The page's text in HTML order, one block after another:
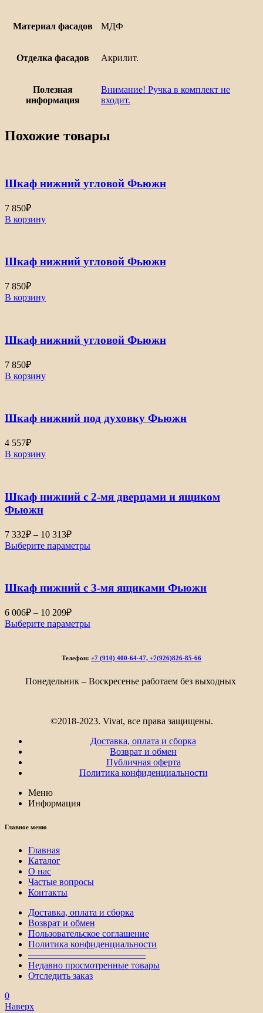
Материал фасадов МДФ
Отделка фасадов Акрилит.
Полезная
информация
Внимание! Ручка в комплект не
входит.
Похожие товары
Шкаф нижний угловой Фьюжн
7 850₽
В корзину
Шкаф нижний угловой Фьюжн
7 850₽
В корзину
Шкаф нижний угловой Фьюжн
7 850₽
В корзину
Шкаф нижний под духовку Фьюжн
4 557₽
В корзину
Шкаф нижний с 2-мя дверцами и ящиком
Фьюжн
7 332₽ – 10 313₽Диапазон
цен:
7
10
Выберите параметры
Шкаф нижний с 3-мя ящиками Фьюжн
6 006₽ – 10 209₽Диапазон
цен:
6
209₽
Выберите параметры
Телефон: +7 (910) 400-64-47, +7(926)826-85-66
Понедельник – Воскресенье работаем без выходных
©2018-2023. Vivat, все права защищены.
Доставка, оплата и сборка
Возврат и обмен
Публичная оферта
Политика конфиденциальности
Меню
Информация
Главное меню
Главная
Каталог
О нас
Частые вопросы
Контакты
Доставка, оплата и сборка
Возврат и обмен
Пользовательское соглашение
Политика конфиденциальности
————————————–
Недавно просмотренные товары
Отследить заказ
0
Наверх